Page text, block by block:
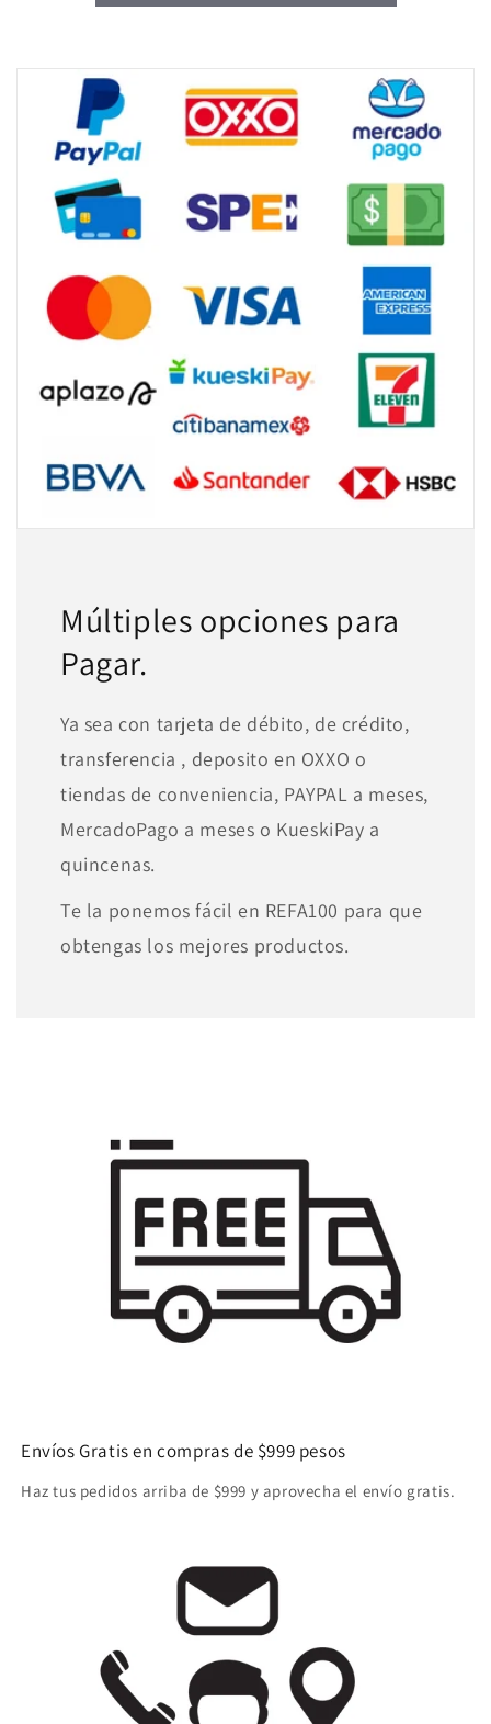
Múltiples opciones para
Pagar.
Ya sea con tarjeta de débito, de crédito,
transferencia , deposito en OXXO o
tiendas de conveniencia, PAYPAL a meses,
MercadoPago a meses o KueskiPay a
quincenas.
Te la ponemos fácil en REFA100 para que
obtengas los mejores productos.
Envíos Gratis en compras de $999 pesos
Haz tus pedidos arriba de $999 y aprovecha el envío gratis.